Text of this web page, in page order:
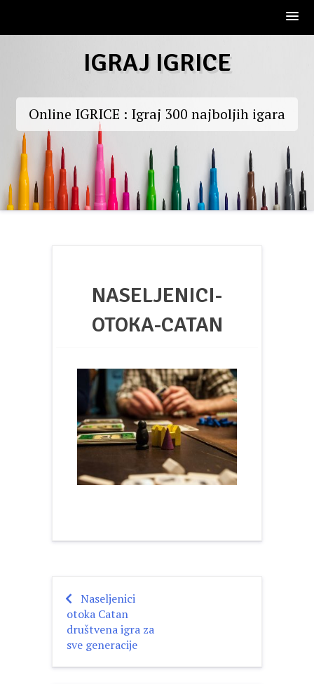
IGRAJ IGRICE
Online IGRICE : Igraj 300 najboljih igara
NASELJENICI-
OTOKA-CATAN
Post
navigation
Naseljenici
otoka Catan
društvena igra za
sve generacije